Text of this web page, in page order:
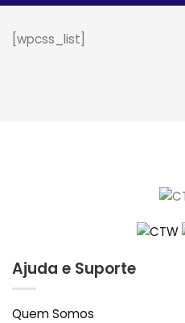
[wpcss_list]
Ajuda e Suporte
Quem Somos